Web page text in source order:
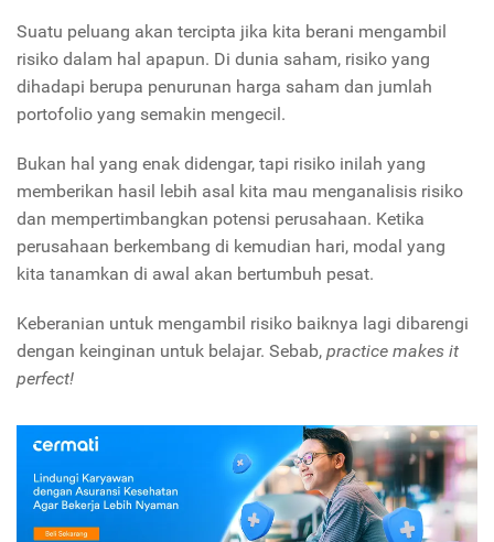
Suatu peluang akan tercipta jika kita berani mengambil
risiko dalam hal apapun. Di dunia saham, risiko yang
dihadapi berupa penurunan harga saham dan jumlah
portofolio yang semakin mengecil.
Bukan hal yang enak didengar, tapi risiko inilah yang
memberikan hasil lebih asal kita mau menganalisis risiko
dan mempertimbangkan potensi perusahaan. Ketika
perusahaan berkembang di kemudian hari, modal yang
kita tanamkan di awal akan bertumbuh pesat.
Keberanian untuk mengambil risiko baiknya lagi dibarengi
dengan keinginan untuk belajar. Sebab, practice makes it
perfect!